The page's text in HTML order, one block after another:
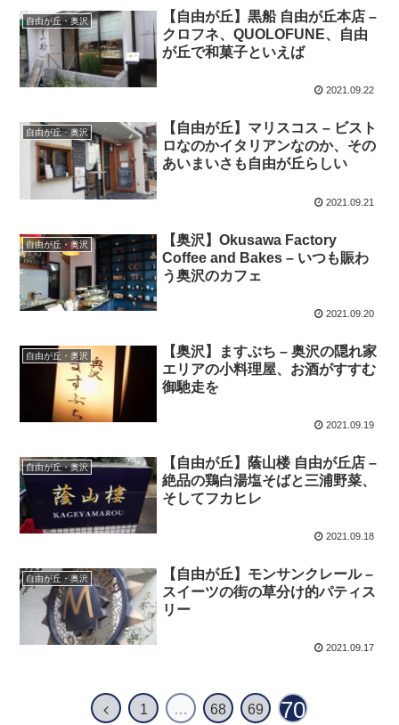
自由が丘・奥沢
【自由が丘】黒船 自由が丘本店 –
クロフネ、QUOLOFUNE、自由
が丘で和菓子といえば
2021.09.22
自由が丘・奥沢
【自由が丘】マリスコス – ビスト
ロなのかイタリアンなのか、その
あいまいさも自由が丘らしい
2021.09.21
自由が丘・奥沢
【奥沢】Okusawa Factory
Coffee and Bakes – いつも賑わ
う奥沢のカフェ
2021.09.20
自由が丘・奥沢
【奥沢】ますぶち – 奥沢の隠れ家
エリアの小料理屋、お酒がすすむ
御馳走を
2021.09.19
自由が丘・奥沢
【自由が丘】蔭山楼 自由が丘店 –
絶品の鶏白湯塩そばと三浦野菜、
そしてフカヒレ
2021.09.18
自由が丘・奥沢
【自由が丘】モンサンクレール –
スイーツの街の草分け的パティス
リー
2021.09.17
1 … 68 69 70